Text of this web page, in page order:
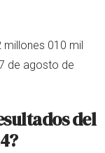
010 mil
de agosto de
del